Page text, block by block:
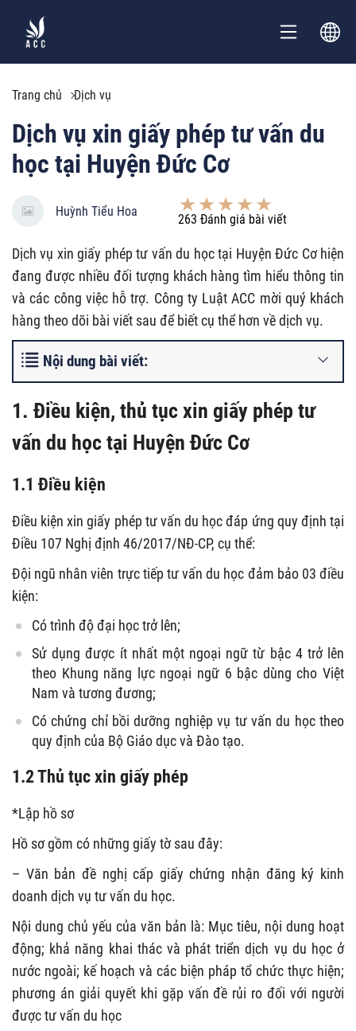
Trang chủ Dịch vụ
Dịch vụ xin giấy phép tư vấn du
học tại Huyện Đức Cơ
Huỳnh Tiểu Hoa
263 Đánh giá bài viết
Dịch vụ xin giấy phép tư vấn du học tại Huyện Đức Cơ hiện
đang được nhiều đối tượng khách hàng tìm hiểu thông tin
và các công việc hỗ trợ. Công ty Luật ACC mời quý khách
hàng theo dõi bài viết sau để biết cụ thể hơn về dịch vụ.
Nội dung bài viết:
1. Điều kiện, thủ tục xin giấy phép tư
vấn du học tại Huyện Đức Cơ
1.1 Điều kiện
Điều kiện xin giấy phép tư vấn du học đáp ứng quy định tại
Điều 107 Nghị định 46/2017/NĐ-CP, cụ thể:
Đội ngũ nhân viên trực tiếp tư vấn du học đảm bảo 03 điều
kiện:
Có trình độ đại học trở lên;
Sử dụng được ít nhất một ngoại ngữ từ bậc 4 trở lên
theo Khung năng lực ngoại ngữ 6 bậc dùng cho Việt
Nam và tương đương;
Có chứng chỉ bồi dưỡng nghiệp vụ tư vấn du học theo
quy định của Bộ Giáo dục và Đào tạo.
1.2 Thủ tục xin giấy phép
*Lập hồ sơ
Hồ sơ gồm có những giấy tờ sau đây:
– Văn bản đề nghị cấp giấy chứng nhận đăng ký kinh
doanh dịch vụ tư vấn du học.
Nội dung chủ yếu của văn bản là: Mục tiêu, nội dung hoạt
động; khả năng khai thác và phát triển dịch vụ du học ở
nước ngoài; kế hoạch và các biện pháp tổ chức thực hiện;
phương án giải quyết khi gặp vấn đề rủi ro đối với người
được tư vấn du học